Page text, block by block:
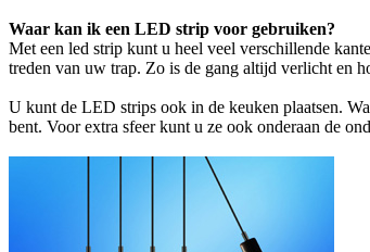
Waar kan ik een LED strip voor gebruiken?
Met een led strip kunt u heel veel verschillende
treden van uw trap. Zo is de gang altijd verlicht en
U kunt de LED strips ook in de keuken plaatsen.
bent. Voor extra sfeer kunt u ze ook onderaan de